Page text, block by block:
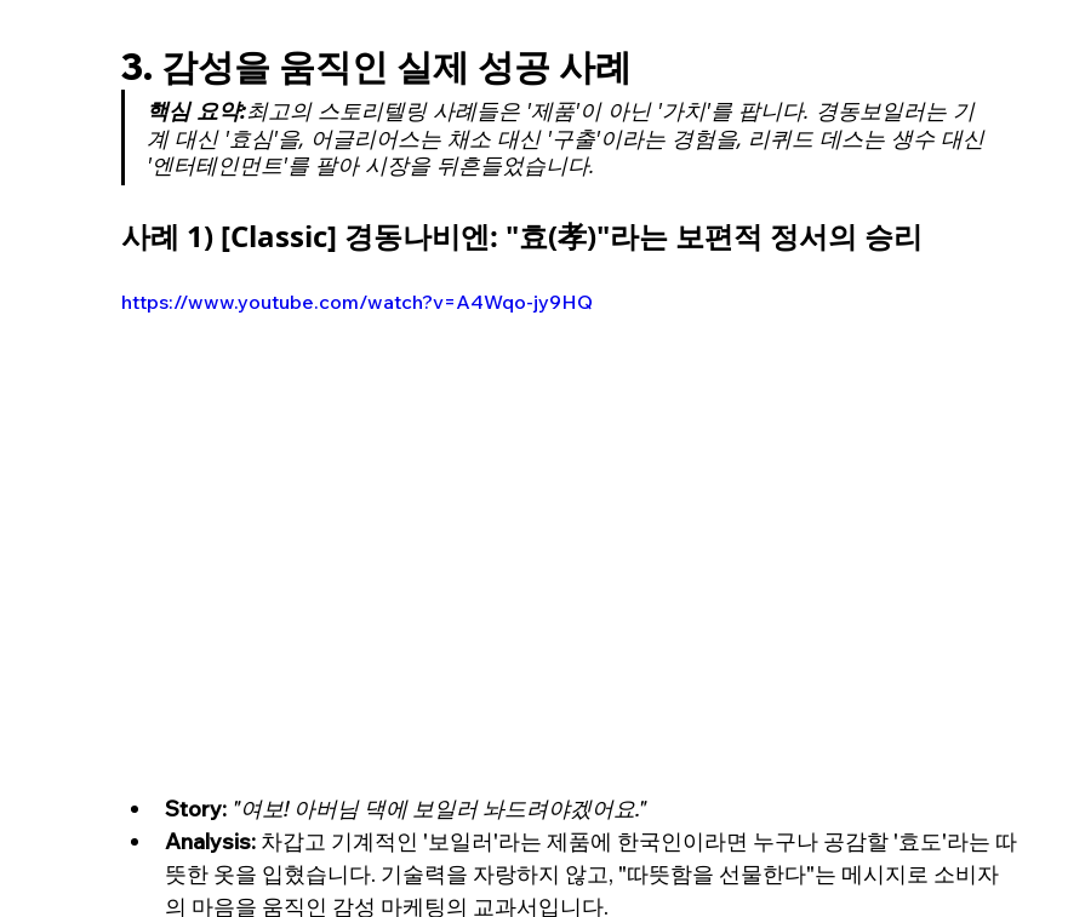
3. 감성을 움직인 실제 성공 사례
핵심 요약:최고의 스토리텔링 사례들은 '제품'이 아닌 '가치'를 팝니다. 경동보일러는 기
계 대신 '효심'을, 어글리어스는 채소 대신 '구출'이라는 경험을, 리퀴드 데스는 생수 대신
'엔터테인먼트'를 팔아 시장을 뒤흔들었습니다.
사례 1) [Classic] 경동나비엔: "효(孝)"라는 보편적 정서의 승리
https://www.youtube.com/watch?v=A4Wqo-jy9HQ
Story: "여보! 아버님 댁에 보일러 놔드려야겠어요."
Analysis: 차갑고 기계적인 '보일러'라는 제품에 한국인이라면 누구나 공감할 '효도'라는 따
뜻한 옷을 입혔습니다. 기술력을 자랑하지 않고, "따뜻함을 선물한다"는 메시지로 소비자
의 마음을 움직인 감성 마케팅의 교과서입니다.